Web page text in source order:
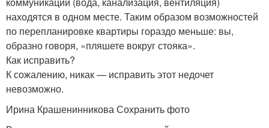
находятся в одном месте. Таким образом возможностей
по перепланировке квартиры гораздо меньше: вы,
образно говоря, «пляшете вокруг стояка».
Как исправить?
К сожалению, никак — исправить этот недочет
невозможно.
Ирина Крашенинникова Сохранить фото